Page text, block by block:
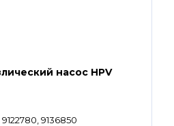
насос HPV
9136850